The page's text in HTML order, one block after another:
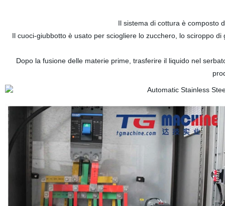
Il sistema di cottura è composto
Il cuoci-giubbotto è usato per sciogliere lo zucchero, lo sciroppo
Dopo la fusione delle materie prime, trasferire il liquido nel